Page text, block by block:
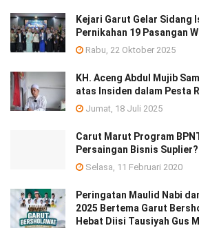
Kejari Garut Gelar Sidang
Pernikahan 19 Pasangan
Rabu, 22 Oktober 2025
KH. Aceng Abdul Mujib
atas Insiden dalam Pesta
Jumat, 18 Juli 2025
Carut Marut Program
Persaingan Bisnis Suplier?
Selasa, 11 Februari 2020
Peringatan Maulid Nabi
2025 Bertema Garut
Hebat Diisi Tausiyah Gus